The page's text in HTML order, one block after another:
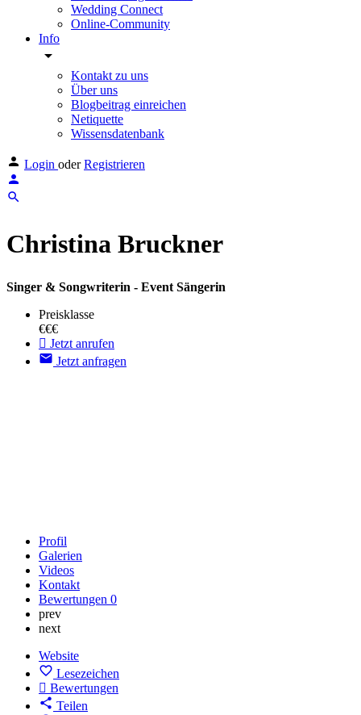
Wedding Connect
Online-Community
Info
Kontakt zu uns
Über uns
Blogbeitrag einreichen
Netiquette
Wissensdatenbank
Login oder Registrieren
Christina Bruckner
Singer & Songwriterin - Event Sängerin
Preisklasse
€€€
Jetzt anrufen
Jetzt anfragen
Profil
Galerien
Videos
Kontakt
Bewertungen 0
prev
next
Website
Lesezeichen
Bewertungen
Teilen